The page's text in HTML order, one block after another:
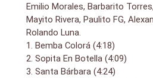
Emilio Morales, Barbarito
Mayito Rivera, Paulito FG,
Rolando Luna.
1. Bemba Colorá (4:18)
2. Sopita En Botella (4:09)
3. Santa Bárbara (4:24)